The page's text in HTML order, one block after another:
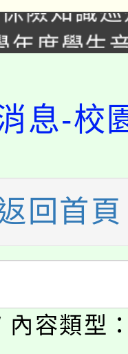
甄選結果(
年度學生
甄選結果(
學年度第
甄選結果(
大學推廣
通分析基
輔導中心
導、社會
參加。
府辦理
影音徵
活動海報
。
年度學生
參觀特色
計畫」
育部表揚
獻獎」
學年度第
息-校
回首頁
容類型